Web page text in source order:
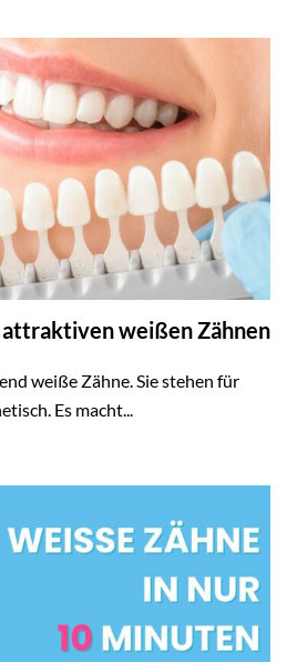
attraktiven weißen Zähnen
weiße Zähne. Sie stehen für
Es macht...